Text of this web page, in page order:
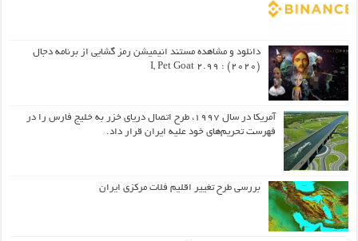
دانلود و مشاهده مستند انیمیشن رمز گشایی از برنامه دجال
(۲۰۲۰) : I, Pet Goat 2.99
آمریکا در سال ۱۹۹۷، طرح اتصال دریای خزر به خلیج فارس را در
فهرست تحریم‌های خود علیه ایران قرار داد.
بررسی طرح تغییر اقلیم فلات مرکزی ایران